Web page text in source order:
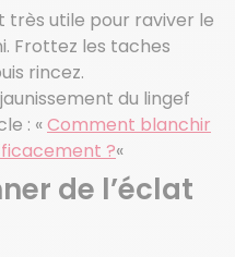
très utile pour raviver le
Frottez les taches
rincez.
du lingef
: «Comment blanchir
?«
de l’éclat